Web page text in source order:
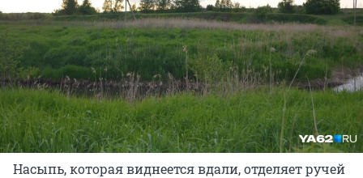
Насыпь, которая виднеется вдали, отделяет ручей